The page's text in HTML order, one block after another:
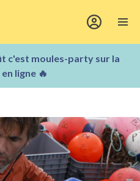
c'est moules-party sur la
ligne 🔥